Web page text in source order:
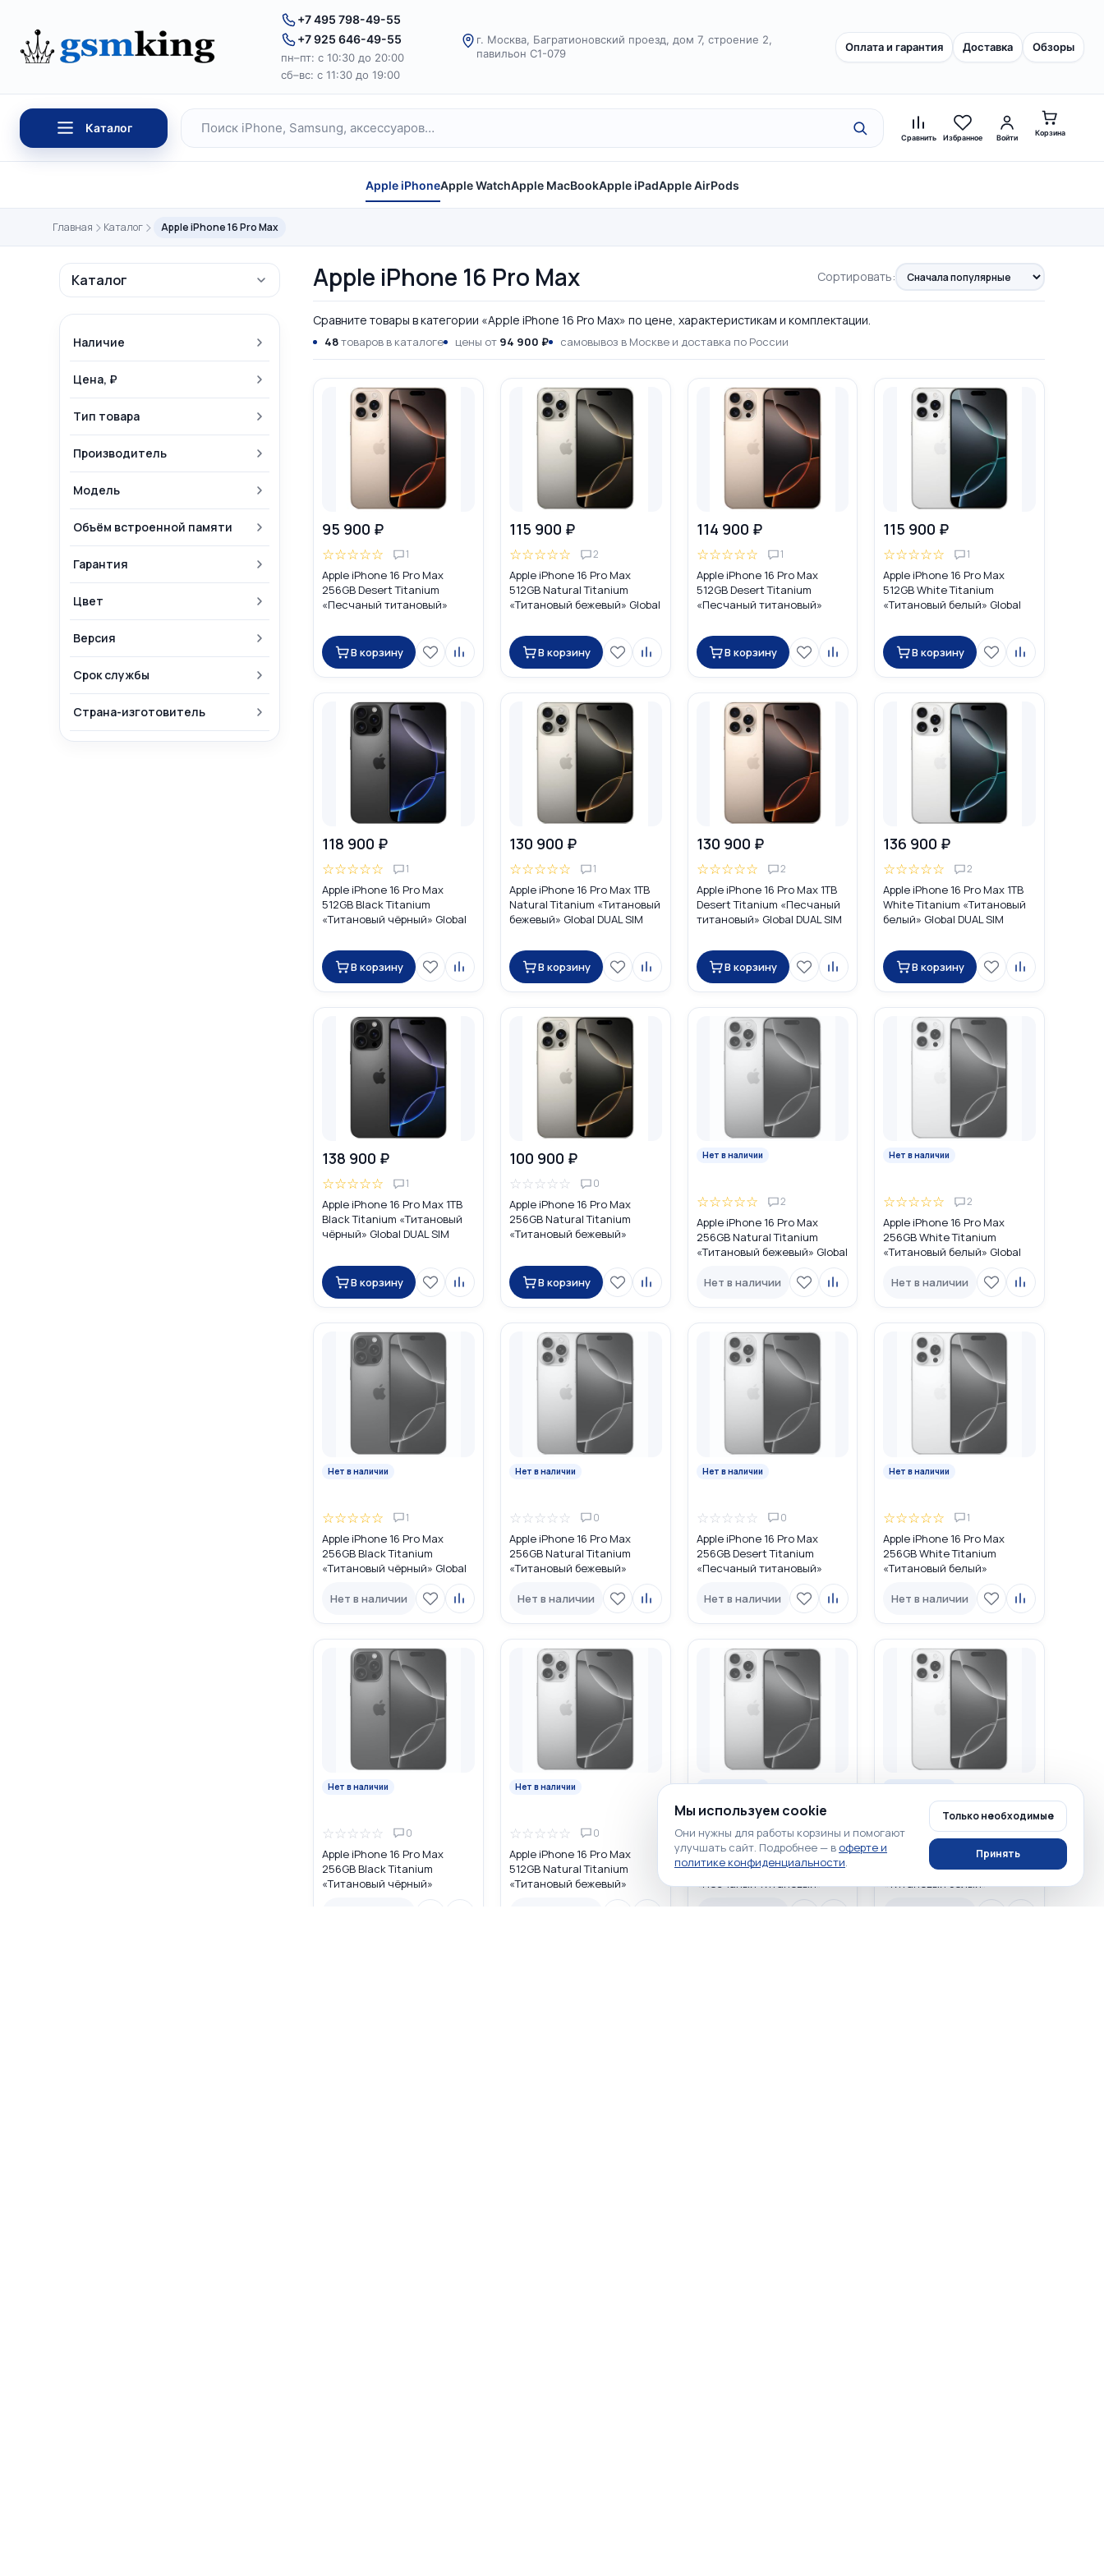
+7 495 798-49-55
+7 925 646-49-55
пн–пт: с 10:30 до 20:00
сб–вс: с 11:30 до 19:00
г. Москва, Багратионовский проезд, дом 7, строение 2,
павильон С1-079
Оплата и гарантия Доставка Обзоры
Каталог
Поиск по каталогу Сравнить Избранное Войти
Корзина
Apple iPhoneApple WatchApple MacBookApple iPadApple AirPods
Главная Каталог Apple iPhone 16 Pro Max
Каталог
Наличие
Цена, ₽
Тип товара
Производитель
Модель
Объём встроенной памяти
Гарантия
Цвет
Версия
Срок службы
Страна-изготовитель
Apple iPhone 16 Pro Max Сортировать:
Сравните товары в категории «Apple iPhone 16 Pro Max» по цене, характеристикам и комплектации.
48товаров в каталоге цены от 94 900 ₽ самовывоз в Москве и доставка по России
95 900 ₽
☆☆☆☆☆ 1
Apple iPhone 16 Pro Max
256GB Desert Titanium
«Песчаный титановый»
eSIM)
В корзину
115 900 ₽
☆☆☆☆☆ 2
Apple iPhone 16 Pro Max
512GB Natural Titanium
«Tитановый бежевый» Global
В корзину
114 900 ₽
☆☆☆☆☆ 1
Apple iPhone 16 Pro Max
512GB Desert Titanium
«Песчаный титановый»
eSIM)
В корзину
115 900 ₽
☆☆☆☆☆ 1
Apple iPhone 16 Pro Max
512GB White Titanium
«Титановый белый» Global
В корзину
118 900 ₽
☆☆☆☆☆ 1
Apple iPhone 16 Pro Max
512GB Black Titanium
«Титановый чёрный» Global
В корзину
130 900 ₽
☆☆☆☆☆ 1
Apple iPhone 16 Pro Max 1TB
Natural Titanium «Tитановый
бежевый» Global DUAL SIM
В корзину
130 900 ₽
☆☆☆☆☆ 2
Apple iPhone 16 Pro Max 1TB
Desert Titanium «Песчаный
титановый» Global DUAL SIM
В корзину
136 900 ₽
☆☆☆☆☆ 2
Apple iPhone 16 Pro Max 1TB
White Titanium «Титановый
белый» Global DUAL SIM
В корзину
138 900 ₽
☆☆☆☆☆ 1
Apple iPhone 16 Pro Max 1TB
Black Titanium «Титановый
чёрный» Global DUAL SIM
В корзину
100 900 ₽
☆☆☆☆☆ 0
Apple iPhone 16 Pro Max
256GB Natural Titanium
«Tитановый бежевый»
SIM
В корзину
Нет в наличии
☆☆☆☆☆ 2
Apple iPhone 16 Pro Max
256GB Natural Titanium
«Tитановый бежевый» Global
DUAL SIM (nano SIM + eSIM)
Нет в наличии
Нет в наличии
☆☆☆☆☆ 2
Apple iPhone 16 Pro Max
256GB White Titanium
«Титановый белый» Global
DUAL SIM (nano SIM + eSIM)
Нет в наличии
Нет в наличии
☆☆☆☆☆ 1
Apple iPhone 16 Pro Max
256GB Black Titanium
«Титановый чёрный» Global
DUAL SIM (nano SIM + eSIM)
Нет в наличии
Нет в наличии
☆☆☆☆☆ 0
Apple iPhone 16 Pro Max
256GB Natural Titanium
«Tитановый бежевый»
MYW63LL/A USA DUAL eSIM
Нет в наличии
Нет в наличии
☆☆☆☆☆ 0
Apple iPhone 16 Pro Max
256GB Desert Titanium
«Песчаный титановый»
MYW53LL/A USA DUAL eSIM
Нет в наличии
Нет в наличии
☆☆☆☆☆ 1
Apple iPhone 16 Pro Max
256GB White Titanium
«Титановый белый»
MYW43LL/A USA DUAL eSIM
Нет в наличии
Нет в наличии
☆☆☆☆☆ 0
Apple iPhone 16 Pro Max
256GB Black Titanium
«Титановый чёрный»
MYW33LL/A USA DUAL eSIM
Нет в наличии
☆☆☆☆☆ 0
Apple iPhone 16 Pro Max
512GB Natural Titanium
«Tитановый бежевый»
MYWA3LL/A USA DUAL eSIM
Нет в наличии
☆☆☆ ☆☆ 0
Apple iPhone 16 Pro Max
512GB Desert Titanium
«Песчаный титановый»
MYW93LL/A USA DUAL eSIM
Нет в наличии
☆☆ ☆☆ 0
Apple iPhone 16 Pro Max
512GB White Titanium
«Титановый белый»
MYW83LL/A USA DUAL eSIM
Мы используем cookie
Они нужны для работы корзины и помогают
улучшать сайт. Подробнее — в оферте и
политике конфиденциальности.
Только необходимые
Принять